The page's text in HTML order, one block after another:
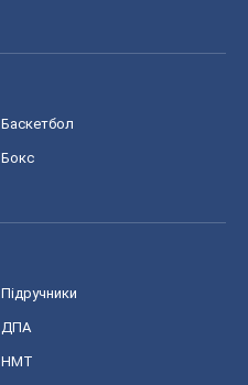
Баскетбол
Бокс
Підручники
ДПА
НМТ